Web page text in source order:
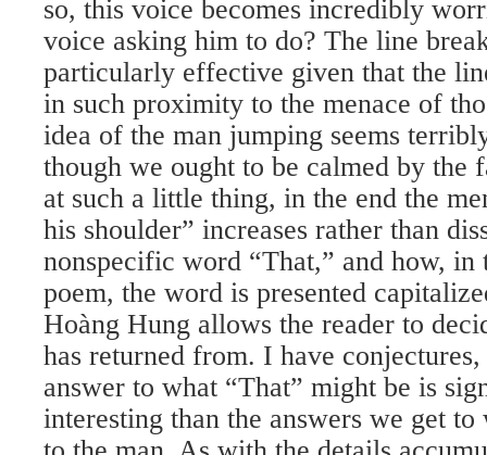
so, this voice becomes incredibly
voice asking him to do? The line
particularly effective given that the
in such proximity to the menace of
idea of the man jumping seems
though we ought to be calmed by the
at such a little thing, in the end the
his shoulder” increases rather than
nonspecific word “That,” and how, in
poem, the word is presented
Hoàng Hung allows the reader to
has returned from. I have
answer to what “That” might be is
interesting than the answers we get to